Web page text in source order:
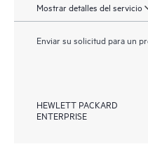
Mostrar detalles del servicio
Enviar su solicitud para un
HEWLETT PACKARD
ENTERPRISE